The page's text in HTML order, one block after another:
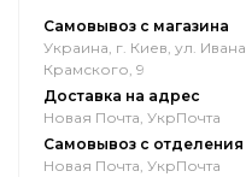
Самовывоз с магазина
Украина, г. Киев, ул. Ивана
Крамского, 9
Доставка на адрес
Новая Почта, УкрПочта
Самовывоз с отделения
Новая Почта, УкрПочта